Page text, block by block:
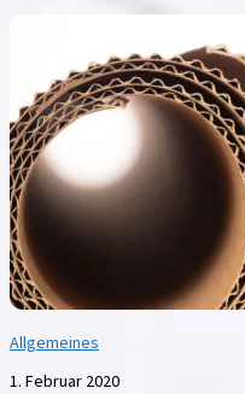
Allgemeines
1. Februar 2020